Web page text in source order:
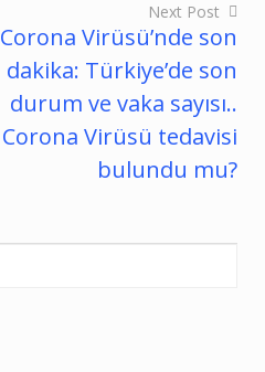
Next Post
Corona Virüsü’nde son
dakika: Türkiye’de son
durum ve vaka sayısı..
Corona Virüsü tedavisi
bulundu mu?